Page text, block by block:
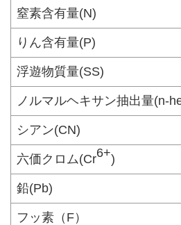
窒素含有量(N)
りん含有量(P)
浮遊物質量(SS)
ノルマルヘキサン抽出量(n-
シアン(CN)
六価クロム(Cr6+)
鉛(Pb)
フッ素（F）